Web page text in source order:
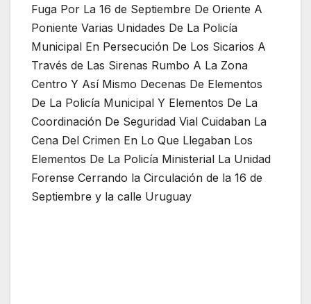
Fuga Por La 16 de Septiembre De Oriente A
Poniente Varias Unidades De La Policía
Municipal En Persecución De Los Sicarios A
Través de Las Sirenas Rumbo A La Zona
Centro Y Así Mismo Decenas De Elementos
De La Policía Municipal Y Elementos De La
Coordinación De Seguridad Vial Cuidaban La
Cena Del Crimen En Lo Que Llegaban Los
Elementos De La Policía Ministerial La Unidad
Forense Cerrando la Circulación de la 16 de
Septiembre y la calle Uruguay